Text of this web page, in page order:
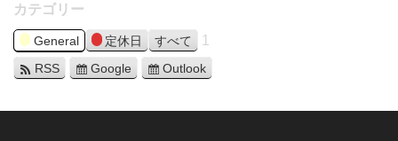
カテゴリー
General 定休日 すべて 1
RSS Google Outlook